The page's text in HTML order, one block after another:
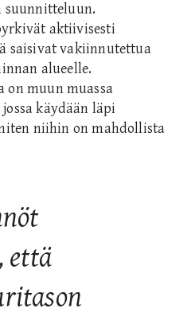
suunnitteluun.
aktiivisesti
saisivat vakiinnutettua
alueelle.
muun muassa
käydään läpi
niihin on mahdollista
että